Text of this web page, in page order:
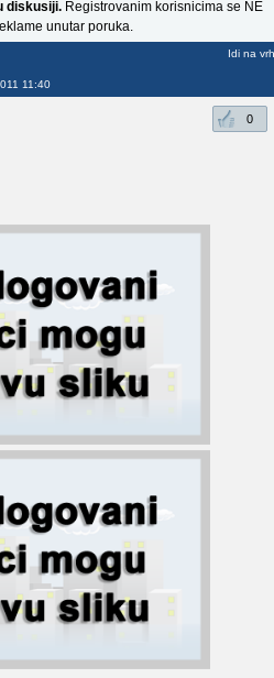
diskusiji.Registrovanim korisnicima se NE
unutar poruka.
11:40
Idi na vrh
0